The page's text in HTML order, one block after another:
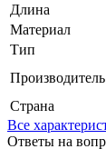
Длина
Материал
Тип
Производитель
Страна
Все
Ответы на